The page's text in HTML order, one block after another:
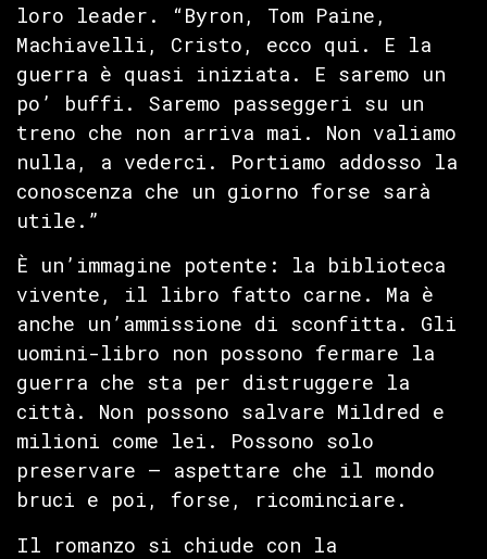
loro leader. “Byron, Tom Paine,
Machiavelli, Cristo, ecco qui. E la
guerra è quasi iniziata. E saremo un
po’ buffi. Saremo passeggeri su un
treno che non arriva mai. Non valiamo
nulla, a vederci. Portiamo addosso la
conoscenza che un giorno forse sarà
utile.”
È un’immagine potente: la biblioteca
vivente, il libro fatto carne. Ma è
anche un’ammissione di sconfitta. Gli
uomini-libro non possono fermare la
guerra che sta per distruggere la
città. Non possono salvare Mildred e
milioni come lei. Possono solo
preservare — aspettare che il mondo
bruci e poi, forse, ricominciare.
Il romanzo si chiude con la